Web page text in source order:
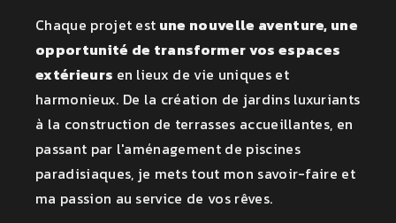
Chaque projet est une nouvelle aventure, une
opportunité de transformer vos espaces
extérieurs en lieux de vie uniques et
harmonieux. De la création de jardins luxuriants
à la construction de terrasses accueillantes, en
passant par l'aménagement de piscines
paradisiaques, je mets tout mon savoir-faire et
ma passion au service de vos rêves.